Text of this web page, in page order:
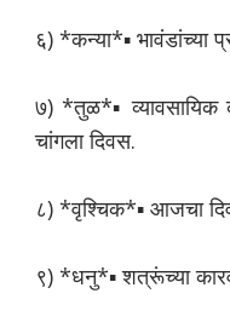
६) *कन्या*▪️ भावंडांच्या
७) *तुळ*▪️ व्यावसायिक
चांगला दिवस.
८) *वृश्चिक*▪️ आजचा
९) *धनु*▪️ शत्रूंच्या